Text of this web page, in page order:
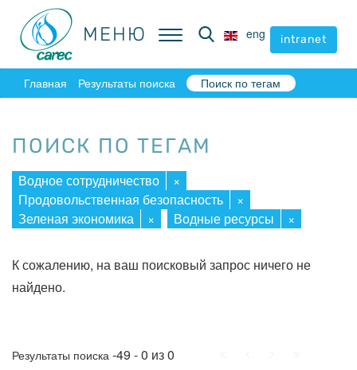
МЕНЮ eng intranet
МЕНЮ eng intranet
Главная Результаты поиска Поиск по тегам
ПОИСК ПО ТЕГАМ
Водное сотрудничество
×
Продовольственная безопасность
×
Зеленая экономика
× Водные ресурсы ×
К сожалению, на ваш поисковый запрос ничего не
найдено.
Результаты поиска -49 - 0 из 0